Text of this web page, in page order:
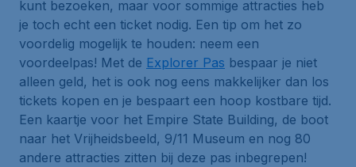
kunt bezoeken, maar voor sommige attracties heb
je toch echt een ticket nodig. Een tip om het zo
voordelig mogelijk te houden: neem een
voordeelpas! Met de Explorer Pas bespaar je niet
alleen geld, het is ook nog eens makkelijker dan los
tickets kopen en je bespaart een hoop kostbare tijd.
Een kaartje voor het Empire State Building, de boot
naar het Vrijheidsbeeld, 9/11 Museum en nog 80
andere attracties zitten bij deze pas inbegrepen!